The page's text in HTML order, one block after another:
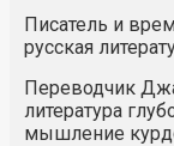
Писатель и
русская
Переводчик
литература
мышление